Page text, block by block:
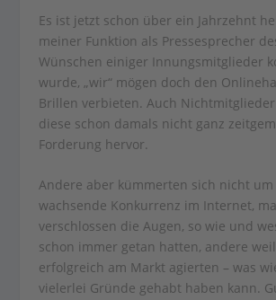
Es ist jetzt schon über ein Jahrzehnt
meiner Funktion als Pressesprecher
Wünschen einiger Innungsmitglieder
wurde, „wir“ mögen doch den
Brillen verbieten. Auch
diese schon damals nicht ganz
Forderung hervor.
Andere aber kümmerten sich nicht um
wachsende Konkurrenz im Internet,
verschlossen die Augen, so wie und
schon immer getan hatten, andere
erfolgreich am Markt agierten – was
vielerlei Gründe gehabt haben kann.